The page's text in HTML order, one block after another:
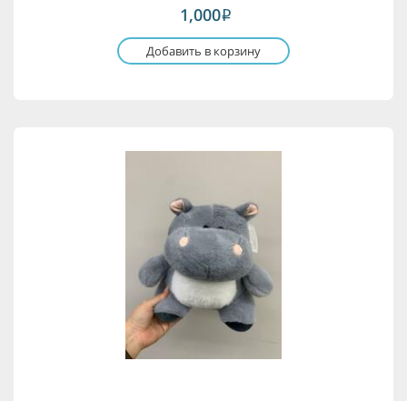
1,000i
Добавить в корзину